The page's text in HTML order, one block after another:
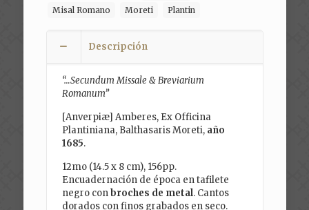
Misal Romano
Moreti Plantin
Descripción
“…Secundum Missale & Breviarium
Romanum”
[Anverpiæ] Amberes, Ex Officina
Plantiniana, Balthasaris Moreti, año
1685.
12mo (14.5 x 8 cm), 156pp.
Encuadernación de época en tafilete
negro conbroches de metal. Cantos
dorados con finos grabados en seco.